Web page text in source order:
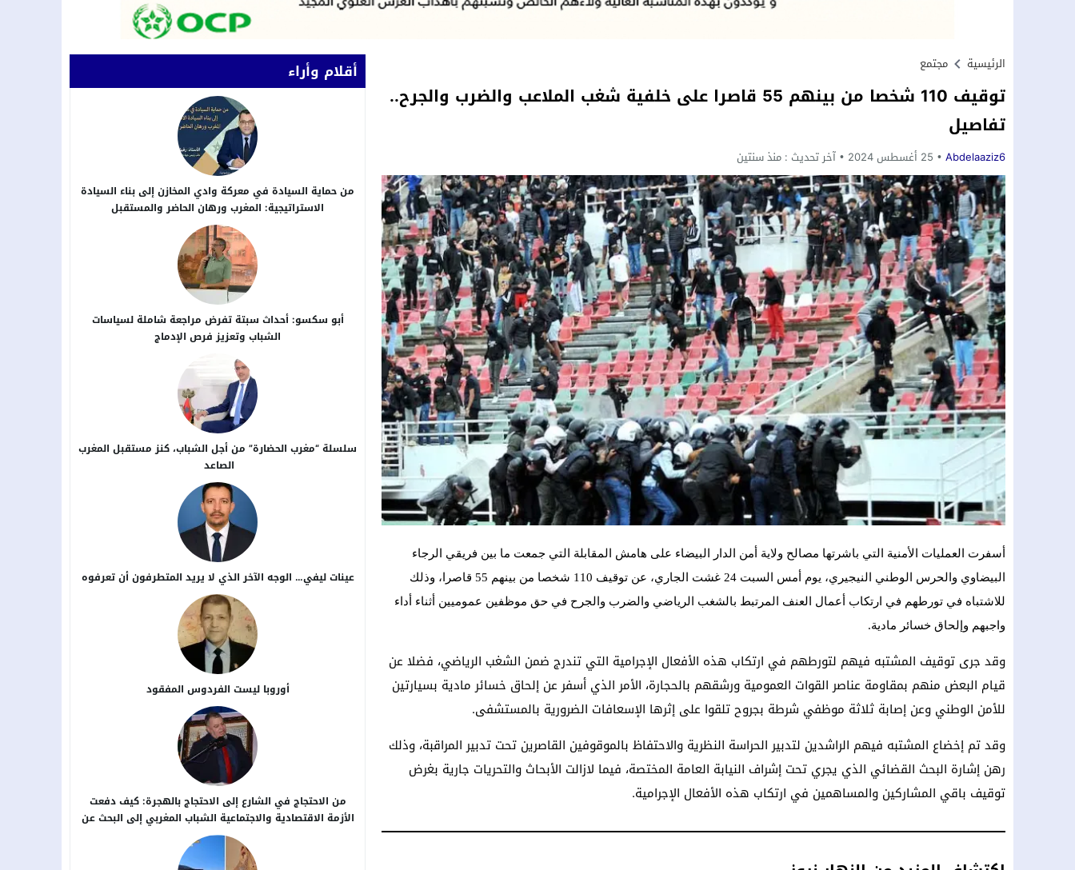
الرئيسية مجتمع
توقيف 110 شخصا من بينهم 55 قاصرا على خلفية شغب الملاعب والضرب والجرح..
تفاصيل
Abdelaaziz6 25 أغسطس 2024 آخر تحديث : منذ سنتين
أسفرت العمليات الأمنية التي باشرتها مصالح ولاية أمن الدار البيضاء على هامش المقابلة التي جمعت ما بين فريقي الرجاء
البيضاوي والحرس الوطني النيجيري، يوم أمس السبت 24 غشت الجاري، عن توقيف 110 شخصا من بينهم 55 قاصرا، وذلك
للاشتباه في تورطهم في ارتكاب أعمال العنف المرتبط بالشغب الرياضي والضرب والجرح في حق موظفين عموميين أثناء أداء
واجبهم وإلحاق خسائر مادية.
وقد جرى توقيف المشتبه فيهم لتورطهم في ارتكاب هذه الأفعال الإجرامية التي تندرج ضمن الشغب الرياضي، فضلا عن
قيام البعض منهم بمقاومة عناصر القوات العمومية ورشقهم بالحجارة، الأمر الذي أسفر عن إلحاق خسائر مادية بسيارتين
للأمن الوطني وعن إصابة ثلاثة موظفي شرطة بجروح تلقوا على إثرها الإسعافات الضرورية بالمستشفى.
وقد تم إخضاع المشتبه فيهم الراشدين لتدبير الحراسة النظرية والاحتفاظ بالموقوفين القاصرين تحت تدبير المراقبة، وذلك
رهن إشارة البحث القضائي الذي يجري تحت إشراف النيابة العامة المختصة، فيما لازالت الأبحاث والتحريات جارية بغرض
توقيف باقي المشاركين والمساهمين في ارتكاب هذه الأفعال الإجرامية.
أقلام وأراء
من حماية السيادة في معركة وادي المخازن إلى بناء السيادة
الاستراتيجية: المغرب ورهان الحاضر والمستقبل
أبو سكسو: أحداث سبتة تفرض مراجعة شاملة لسياسات
الشباب وتعزيز فرص الإدماج
سلسلة “مغرب الحضارة” من أجل ​الشباب، كنز مستقبل المغرب
الصاعد
عينات ليفي… الوجه الآخر الذي لا يريد المتطرفون أن تعرفوه
أوروبا ليست الفردوس المفقود
من الاحتجاج في الشارع إلى الاحتجاج بالهجرة: كيف دفعت
الأزمة الاقتصادية والاجتماعية الشباب المغربي إلى البحث عن
بدائل خارج الوطن؟